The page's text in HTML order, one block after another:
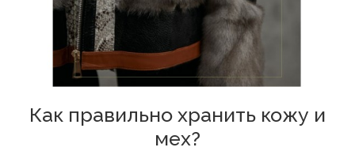
Как правильно хранить кожу и
мех?